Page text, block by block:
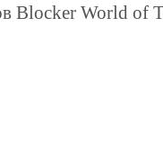
Blocker World of